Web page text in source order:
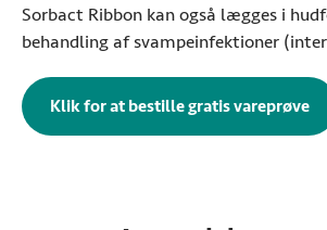
Sorbact Ribbon kan også lægges i
behandling af svampeinfektioner
Klik for at bestille gratis vareprøve